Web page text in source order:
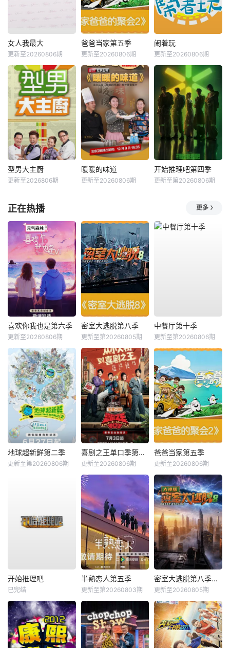
女人我最大
更新至20260806期
爸爸当家第五季
更新至20260806期
闹着玩
更新至20260806期
型男大主厨
更新至2026806期
暖暖的味道
更新至20260806期
开始推理吧第四季
更新至第20260806期
正在热播 更多
喜欢你我也是第六季
更新至20260806期
密室大逃脱第八季
更新至第20260805期
中餐厅第十季
更新至第20260806期
地球超新鲜第二季
更新至第20260806期
喜剧之王单口季第三季
更新至20260806期
爸爸当家第五季
更新至20260806期
开始推理吧
已完结
半熟恋人第五季
更新至第20260803期
密室大逃脱第八季大神版
更新至20260805期